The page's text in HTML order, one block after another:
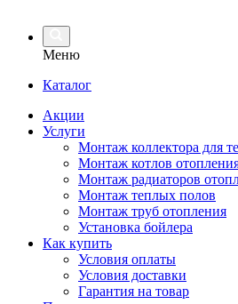
Меню
Каталог
Акции
Услуги
Монтаж коллектора для
Монтаж котлов
Монтаж радиаторов
Монтаж теплых полов
Монтаж труб отопления
Установка бойлера
Как купить
Условия оплаты
Условия доставки
Гарантия на товар